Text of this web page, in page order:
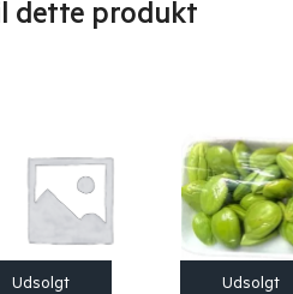
dette produkt